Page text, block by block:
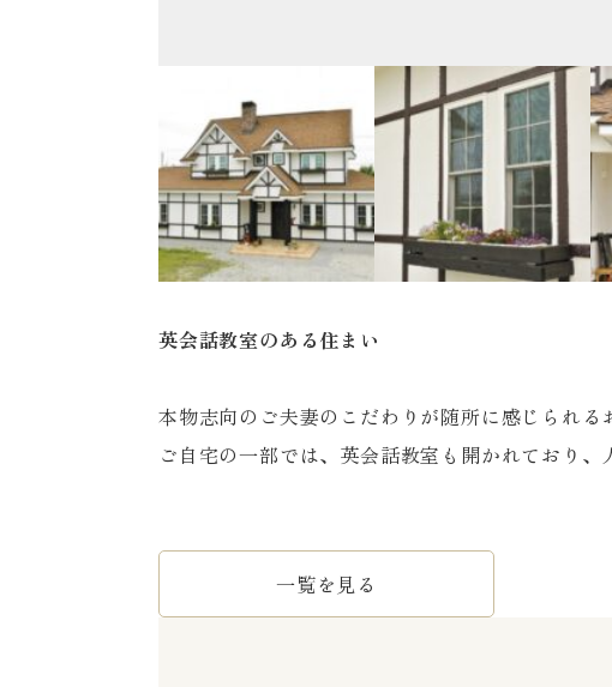
英会話教室のある住まい
本物志向のご夫妻のこだわりが随所に感じられる
ご自宅の一部では、英会話教室も開かれており
一覧を見る